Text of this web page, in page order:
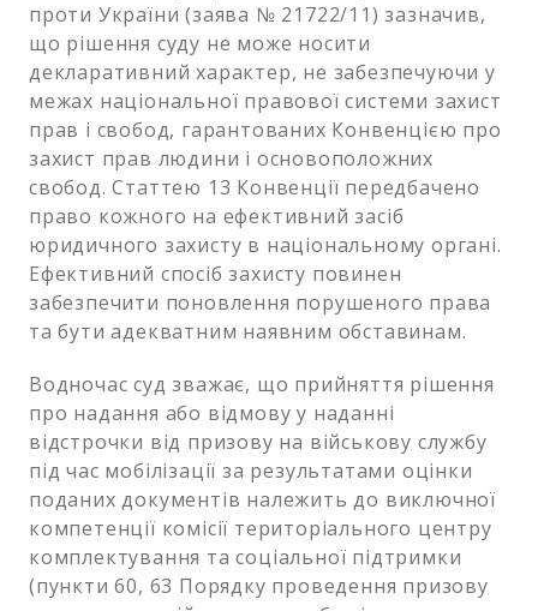
проти України (заява № 21722/11) зазначив,
що рішення суду не може носити
декларативний характер, не забезпечуючи у
межах національної правової системи захист
прав і свобод, гарантованих Конвенцією про
захист прав людини і основоположних
свобод. Статтею 13 Конвенції передбачено
право кожного на ефективний засіб
юридичного захисту в національному органі.
Ефективний спосіб захисту повинен
забезпечити поновлення порушеного права
та бути адекватним наявним обставинам.
Водночас суд зважає, що прийняття рішення
про надання або відмову у наданні
відстрочки від призову на військову службу
під час мобілізації за результатами оцінки
поданих документів належить до виключної
компетенції комісії територіального центру
комплектування та соціальної підтримки
(пункти 60, 63 Порядку проведення призову